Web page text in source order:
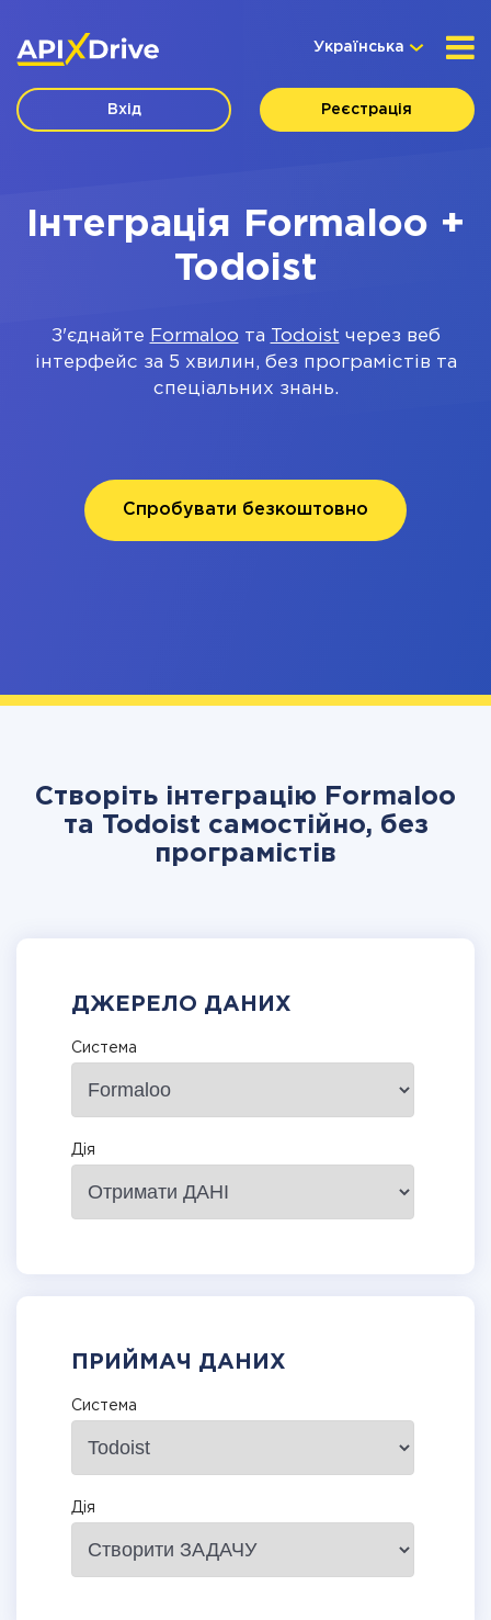
Українська
Вхід Реєстрація
Інтеграція Formaloo +
Todoist
З'єднайте Formaloo та Todoist через веб
інтерфейс за 5 хвилин, без програмістів та
спеціальних знань.
Спробувати безкоштовно
Створіть інтеграцію Formaloo
та Todoist самостійно, без
програмістів
ДЖЕРЕЛО ДАНИХ
Система
Дія
ПРИЙМАЧ ДАНИХ
Система
Дія